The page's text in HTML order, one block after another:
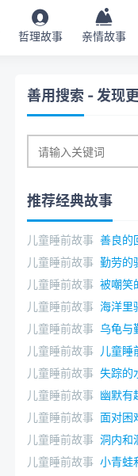
哲理故事 亲情故事
善用搜索 - 发现
推荐经典故事
儿童睡前故事 善良的
儿童睡前故事 勤劳的
儿童睡前故事 被嘲笑
儿童睡前故事 海洋里骄
儿童睡前故事 乌龟与
儿童睡前故事 儿童睡
儿童睡前故事 失踪的水母
儿童睡前故事 幽默有
儿童睡前故事 面对困难
儿童睡前故事 洞内和
儿童睡前故事 小青蛙